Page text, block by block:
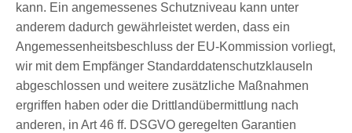
kann. Ein angemessenes Schutzniveau kann unter
anderem dadurch gewährleistet werden, dass ein
Angemessenheitsbeschluss der EU-Kommission vorliegt,
wir mit dem Empfänger Standarddatenschutzklauseln
abgeschlossen und weitere zusätzliche Maßnahmen
ergriffen haben oder die Drittlandübermittlung nach
anderen, in Art 46 ff. DSGVO geregelten Garantien